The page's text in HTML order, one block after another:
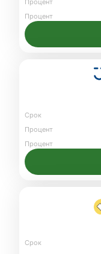
Процент
Процент
Срок
Процент
Процент
Срок